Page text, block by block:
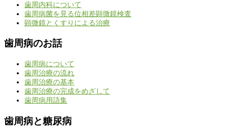
歯周内科について
歯周病菌を見る位相差顕微鏡検査
顕微鏡とくすりによる治療
歯周病のお話
歯周病について
歯周治療の流れ
歯周治療の基本
歯周治療の完成をめざして
歯周病用語集
歯周病と糖尿病